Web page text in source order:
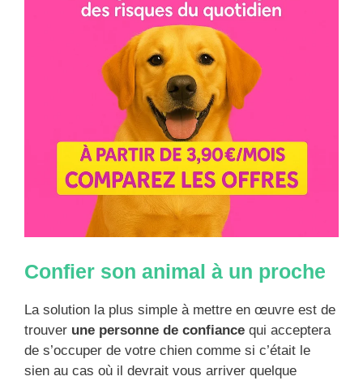
Confier son animal à un proche
La solution la plus simple à mettre en œuvre est de
trouver une personne de confiance qui acceptera
de s’occuper de votre chien comme si c’était le
sien au cas où il devrait vous arriver quelque